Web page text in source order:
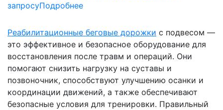
запросуПодробнее
Реабилитационные беговые дорожки с подвесом —
это эффективное и безопасное оборудование для
восстановления после травм и операций. Они
помогают снизить нагрузку на суставы и
позвоночник, способствуют улучшению осанки и
координации движений, а также обеспечивают
безопасные условия для тренировки. Правильный